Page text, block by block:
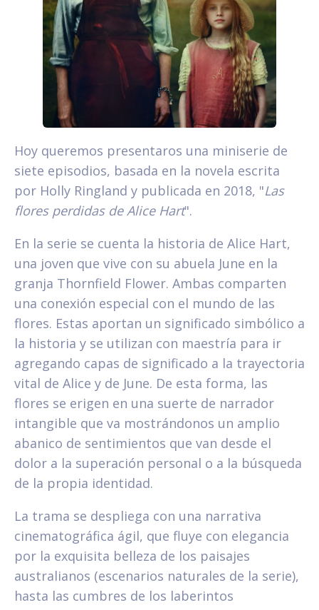
Hoy queremos presentaros una miniserie de
siete episodios, basada en la novela escrita
por Holly Ringland y publicada en 2018, "Las
flores perdidas de Alice Hart".
En la serie se cuenta la historia de Alice Hart,
una joven que vive con su abuela June en la
granja Thornfield Flower. Ambas comparten
una conexión especial con el mundo de las
flores. Estas aportan un significado simbólico a
la historia y se utilizan con maestría para ir
agregando capas de significado a la trayectoria
vital de Alice y de June. De esta forma, las
flores se erigen en una suerte de narrador
intangible que va mostrándonos un amplio
abanico de sentimientos que van desde el
dolor a la superación personal o a la búsqueda
de la propia identidad.
La trama se despliega con una narrativa
cinematográfica ágil, que fluye con elegancia
por la exquisita belleza de los paisajes
australianos (escenarios naturales de la serie),
hasta las cumbres de los laberintos